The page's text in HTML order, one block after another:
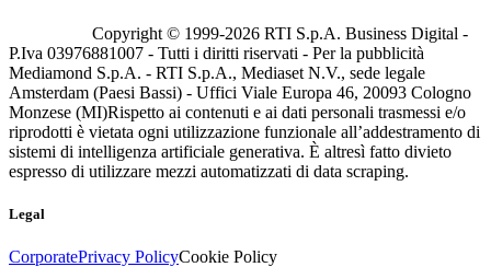
Copyright © 1999-2026 RTI S.p.A. Business Digital -
P.Iva 03976881007 - Tutti i diritti riservati - Per la pubblicità
Mediamond S.p.A. - RTI S.p.A., Mediaset N.V., sede legale
Amsterdam (Paesi Bassi) - Uffici Viale Europa 46, 20093 Cologno
Monzese (MI)Rispetto ai contenuti e ai dati personali trasmessi e/o
riprodotti è vietata ogni utilizzazione funzionale all’addestramento di
sistemi di intelligenza artificiale generativa. È altresì fatto divieto
espresso di utilizzare mezzi automatizzati di data scraping.
Legal
CorporatePrivacy PolicyCookie Policy